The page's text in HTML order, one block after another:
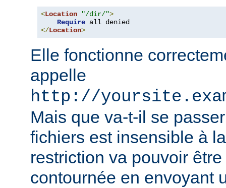
<Location "/dir/">
Require
</Location>
Elle fonctionne
appelle
http://
Mais que va-t-il se
fichiers est insensible à
restriction va pouvoir
contournée en envoyant